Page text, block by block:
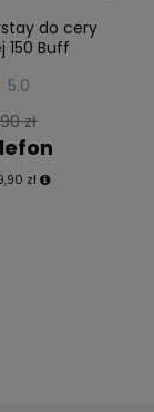
do cery
Buff
5.0
zł
zł